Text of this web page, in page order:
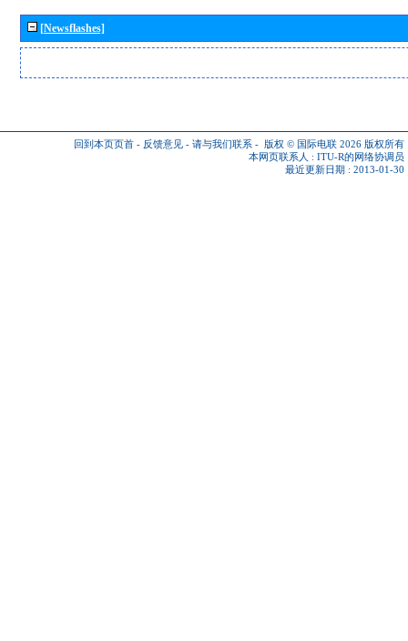
[Newsflashes]
回到本页页首 - 反馈意见 - 请与我们联系 - 版权 © 国际电联 2026 版权所有
本网页联系人 : ITU-R的网络协调员
最近更新日期 : 2013-01-30